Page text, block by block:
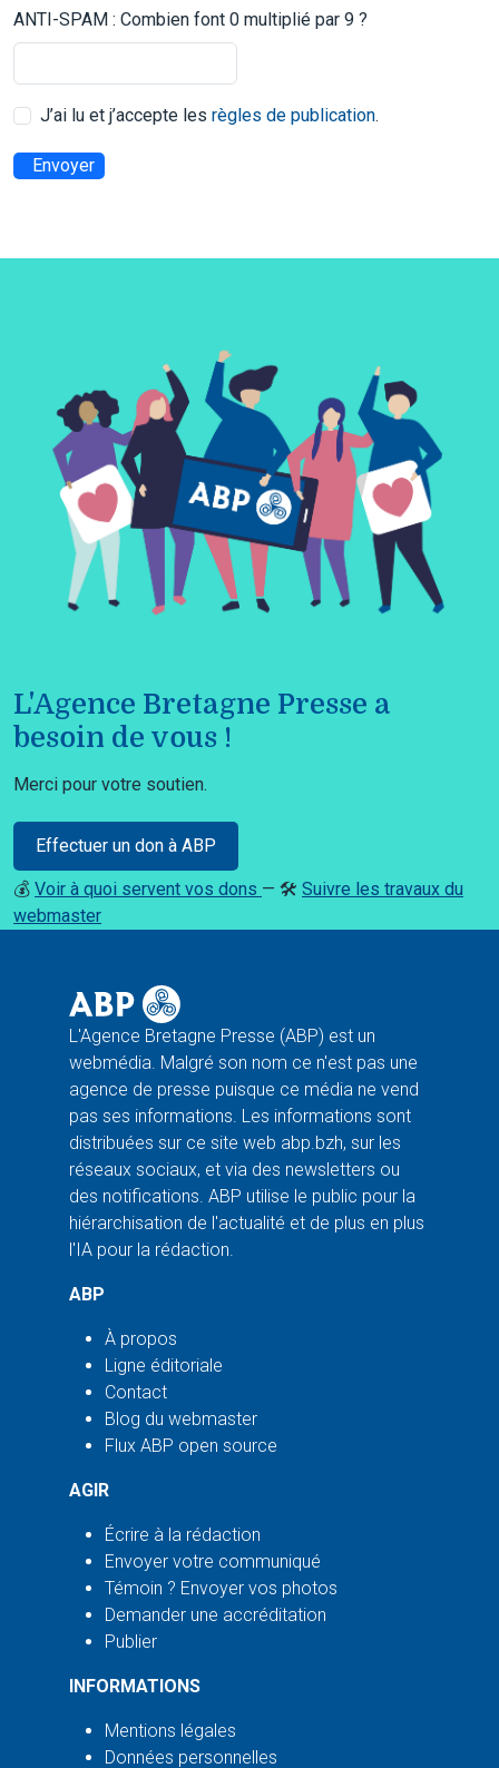
ANTI-SPAM : Combien font 0 multiplié par 9 ?
J’ai lu et j’accepte les règles de publication.
Envoyer
L'Agence Bretagne Presse a
besoin de vous !
Merci pour votre soutien.
Effectuer un don à ABP
💰 Voir à quoi servent vos dons — 🛠️ Suivre les travaux du
webmaster
L'Agence Bretagne Presse (ABP) est un
webmédia. Malgré son nom ce n'est pas une
agence de presse puisque ce média ne vend
pas ses informations. Les informations sont
distribuées sur ce site web abp.bzh, sur les
réseaux sociaux, et via des newsletters ou
des notifications. ABP utilise le public pour la
hiérarchisation de l'actualité et de plus en plus
l'IA pour la rédaction.
ABP
À propos
Ligne éditoriale
Contact
Blog du webmaster
Flux ABP open source
AGIR
Écrire à la rédaction
Envoyer votre communiqué
Témoin ? Envoyer vos photos
Demander une accréditation
Publier
INFORMATIONS
Mentions légales
Données personnelles